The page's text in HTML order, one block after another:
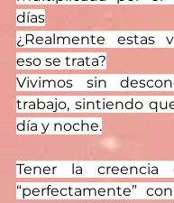
días
¿Realmente estas
eso se trata?
Vivimos sin
trabajo, sintiendo
día y noche.
Tener la creencia
“perfectamente”